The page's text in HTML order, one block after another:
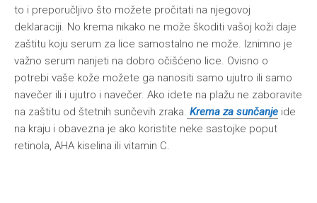
to i preporučljivo što možete pročitati na njegovoj
deklaraciji. No krema nikako ne može škoditi vašoj koži daje
zaštitu koju serum za lice samostalno ne može. Iznimno je
važno serum nanjeti na dobro očišćeno lice. Ovisno o
potrebi vaše kože možete ga nanositi samo ujutro ili samo
navečer ili i ujutro i navečer. Ako idete na plažu ne zaboravite
na zaštitu od štetnih sunčevih zraka. Krema za sunčanje ide
na kraju i obavezna je ako koristite neke sastojke poput
retinola, AHA kiselina ili vitamin C.